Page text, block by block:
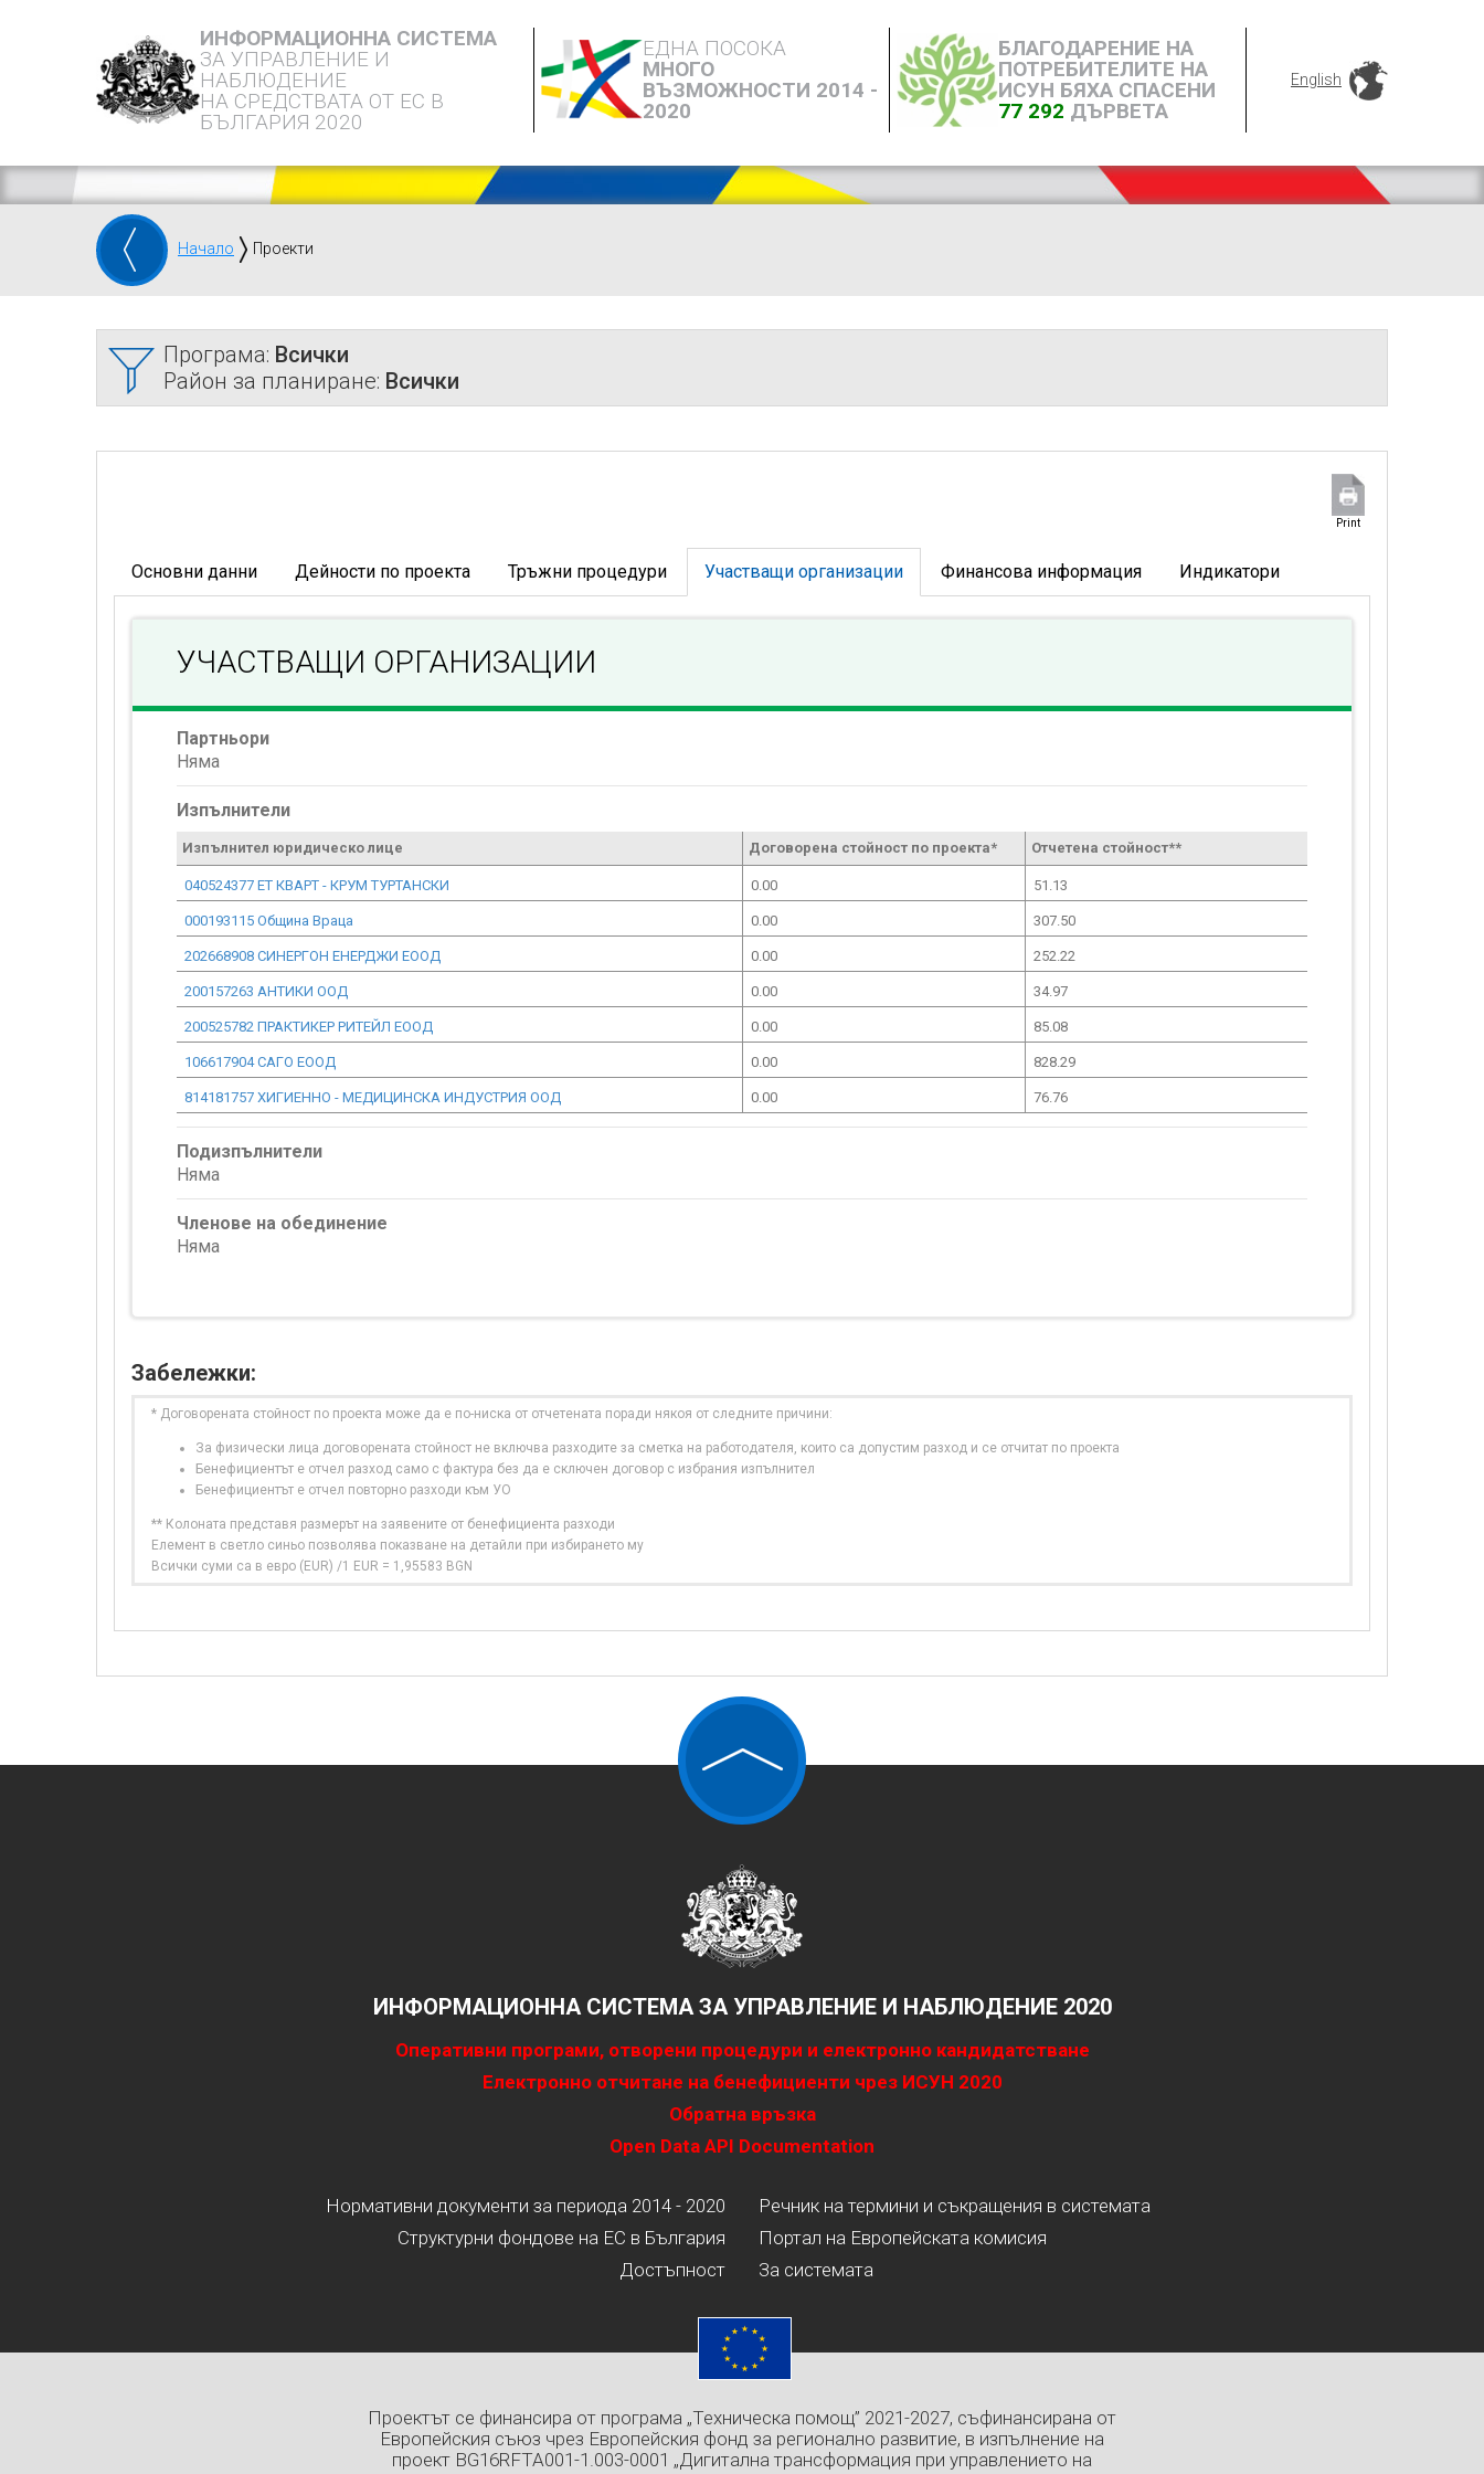
ИНФОРМАЦИОННА СИСТЕМА
ЗА УПРАВЛЕНИЕ И
НАБЛЮДЕНИЕ
НА СРЕДСТВАТА ОТ ЕС В
БЪЛГАРИЯ 2020
ЕДНА ПОСОКА
МНОГО
ВЪЗМОЖНОСТИ 2014 -
2020
БЛАГОДАРЕНИЕ НА
ПОТРЕБИТЕЛИТЕ НА
ИСУН БЯХА СПАСЕНИ
77 292 ДЪРВЕТА
English
Начало Проекти
Програма: Всички
Район за планиране: Всички
Print
Основни данни Дейности по проекта Тръжни процедури Участващи организации Финансова информация Индикатори
УЧАСТВАЩИ ОРГАНИЗАЦИИ
Партньори
Няма
Изпълнители
Изпълнител юридическо лице Договорена стойност по проекта* Отчетена стойност**
040524377 ЕТ КВАРТ - КРУМ ТУРТАНСКИ 0.00 51.13
000193115 Община Враца 0.00 307.50
202668908 СИНЕРГОН ЕНЕРДЖИ ЕООД 0.00 252.22
200157263 АНТИКИ ООД 0.00 34.97
200525782 ПРАКТИКЕР РИТЕЙЛ ЕООД 0.00 85.08
106617904 САГО ЕООД 0.00 828.29
814181757 ХИГИЕННО - МЕДИЦИНСКА ИНДУСТРИЯ ООД 0.00 76.76
Подизпълнители
Няма
Членове на обединение
Няма
Забележки:
* Договорената стойност по проекта може да е по-ниска от отчетената поради някоя от следните причини:
За физически лица договорената стойност не включва разходите за сметка на работодателя, които са допустим разход и се отчитат по проекта
Бенефициентът е отчел разход само с фактура без да е сключен договор с избрания изпълнител
Бенефициентът е отчел повторно разходи към УО
** Колоната представя размерът на заявените от бенефициента разходи
Елемент в светло синьо позволява показване на детайли при избирането му
Всички суми са в евро (EUR) /1 EUR = 1,95583 BGN
ИНФОРМАЦИОННА СИСТЕМА ЗА УПРАВЛЕНИЕ И НАБЛЮДЕНИЕ 2020
Оперативни програми, отворени процедури и електронно кандидатстване
Електронно отчитане на бенефициенти чрез ИСУН 2020
Обратна връзка
Open Data API Documentation
Нормативни документи за периода 2014 - 2020
Структурни фондове на ЕС в България
Достъпност
Речник на термини и съкращения в системата
Портал на Европейската комисия
За системата
Проектът се финансира от програма „Техническа помощ” 2021-2027, съфинансирана от
Европейския съюз чрез Европейския фонд за регионално развитие, в изпълнение на
проект BG16RFTA001-1.003-0001 „Дигитална трансформация при управлението на